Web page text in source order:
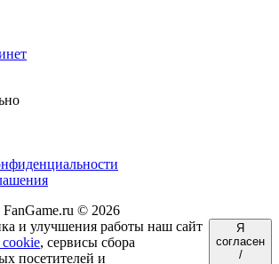
© 2026
и улучшения работы наш сайт
, сервисы сбора
посетителей и
Я
согласен
/